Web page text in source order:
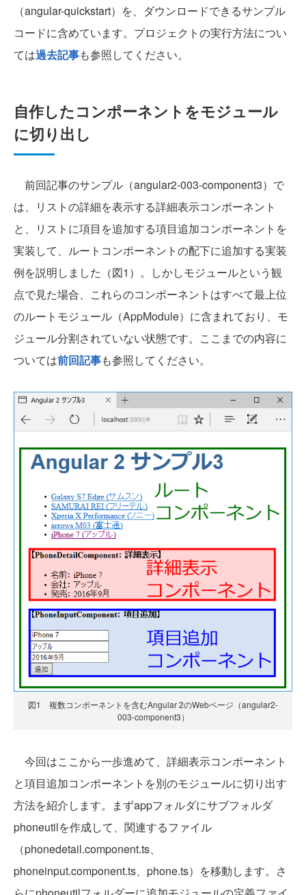
（angular-quickstart）を、ダウンロードできるサンプル
コードに含めています。プロジェクトの実行方法につい
ては過去記事も参照してください。
自作したコンポーネントをモジュール
に切り出し
前回記事のサンプル（angular2-003-component3）で
は、リストの詳細を表示する詳細表示コンポーネント
と、リストに項目を追加する項目追加コンポーネントを
実装して、ルートコンポーネントの配下に追加する実装
例を説明しました（図1）。しかしモジュールという観
点で見た場合、これらのコンポーネントはすべて最上位
のルートモジュール（AppModule）に含まれており、モ
ジュール分割されていない状態です。ここまでの内容に
ついては前回記事も参照してください。
図1 複数コンポーネントを含むAngular 2のWebページ（angular2-
003-component3）
今回はここから一歩進めて、詳細表示コンポーネント
と項目追加コンポーネントを別のモジュールに切り出す
方法を紹介します。まずappフォルダにサブフォルダ
phoneutilを作成して、関連するファイル
（phonedetail.component.ts、
phoneinput.component.ts、phone.ts）を移動します。さ